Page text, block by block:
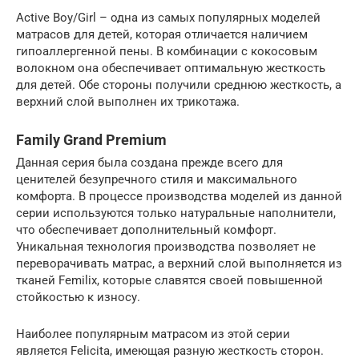
Active Boy/Girl – одна из самых популярных моделей
матрасов для детей, которая отличается наличием
гипоаллергенной пены. В комбинации с кокосовым
волокном она обеспечивает оптимальную жесткость
для детей. Обе стороны получили среднюю жесткость, а
верхний слой выполнен их трикотажа.
Family Grand Premium
Данная серия была создана прежде всего для
ценителей безупречного стиля и максимального
комфорта. В процессе производства моделей из данной
серии используются только натуральные наполнители,
что обеспечивает дополнительный комфорт.
Уникальная технология производства позволяет не
переворачивать матрас, а верхний слой выполняется из
тканей Femilix, которые славятся своей повышенной
стойкостью к износу.
Наиболее популярным матрасом из этой серии
является Felicita, имеющая разную жесткость сторон.